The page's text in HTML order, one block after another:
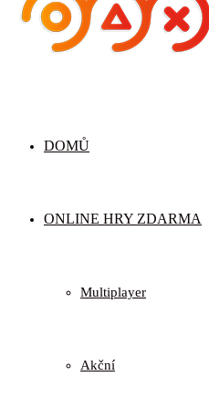
DOMŮ
ONLINE HRY ZDARMA
Multiplayer
Akční